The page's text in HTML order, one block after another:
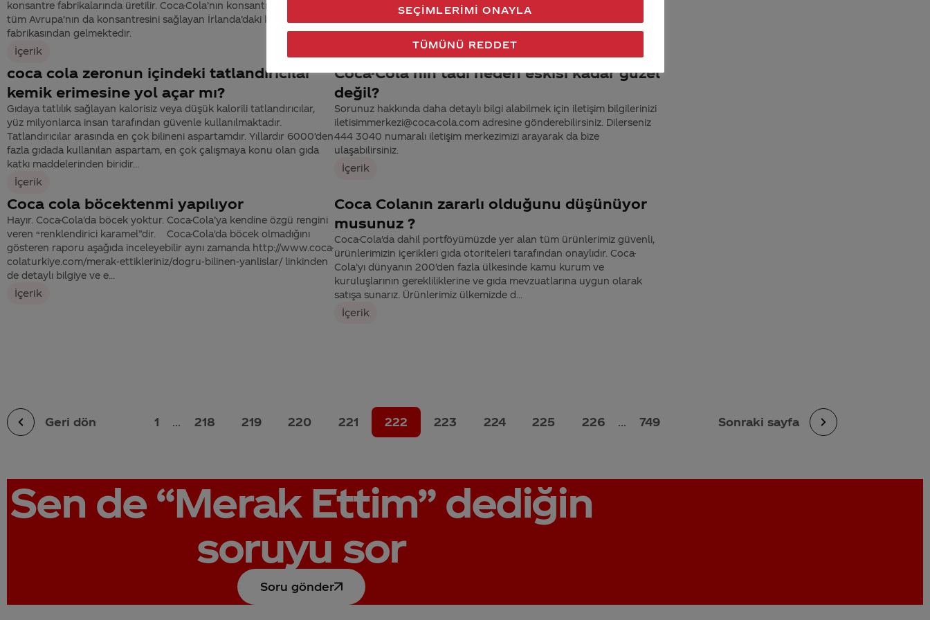
konsantre fabrikalarında üretilir. Coca-Cola’nın konsantresi Türkiye’ye,
tüm Avrupa’nın da konsantresini sağlayan İrlanda’daki konsantre
fabrikasından gelmektedir.
İçerik
Coca-Cola'da alkol olmadığını gösteren raporu aşağıda inceleyebilir
aynı zamanda http://www.coca-colaturkiye.com/merak-
ettikleriniz/dogru-bilinen-yanlislar/ li...
coca cola zeronun içindeki tatlandırıcılar
kemik erimesine yol açar mı?
Gıdaya tatlılık sağlayan kalorisiz veya düşük kalorili tatlandırıcılar,
yüz milyonlarca insan tarafından güvenle kullanılmaktadır.
Tatlandırıcılar arasında en çok bilineni aspartamdır. Yıllardır 6000’den
fazla gıdada kullanılan aspartam, en çok çalışmaya konu olan gıda
katkı maddelerinden biridir...
İçerik
Coca-Cola nın tadı neden eskisi kadar güzel
değil?
Sorunuz hakkında daha detaylı bilgi alabilmek için iletişim bilgilerinizi
iletisimmerkezi@coca-cola.com adresine gönderebilirsiniz. Dilerseniz
444 3040 numaralı iletişim merkezimizi arayarak da bize
ulaşabilirsiniz.
İçerik
Coca cola böcektenmi yapılıyor
Hayır. Coca-Cola'da böcek yoktur. Coca-Cola’ya kendine özgü rengini
veren “renklendirici karamel”dir. Coca-Cola'da böcek olmadığını
gösteren raporu aşağıda inceleyebilir aynı zamanda http://www.coca-
colaturkiye.com/merak-ettikleriniz/dogru-bilinen-yanlislar/ linkinden
de detaylı bilgiye ve e...
İçerik
Coca Colanın zararlı olduğunu düşünüyor
musunuz ?
Coca-Cola'da dahil portföyümüzde yer alan tüm ürünlerimiz güvenli,
ürünlerimizin içerikleri gıda otoriteleri tarafından onaylıdır. Coca-
Cola’yı dünyanın 200'den fazla ülkesinde kamu kurum ve
kuruluşlarının gerekliliklerine ve gıda mevzuatlarına uygun olarak
satışa sunarız. Ürünlerimiz ülkemizde d...
İçerik
Geri dön 1 ... 218 219 220 221 222 223 224 225 226 ... 749 Sonraki sayfa
Sen de “Merak Ettim”dediğin
soruyu sor
Soru gönder
TÜMÜNÜ REDDET
SEÇIMLERIMI ONAYLA